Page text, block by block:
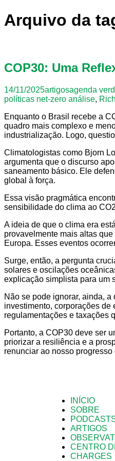
Arquivo da
COP30: Uma
14/11/2025artigosagenda
políticas net-zero análise,
Enquanto o Brasil recebe a
quadro mais complexo e
industrialização. Logo,
Climatologistas como Bjorn
argumenta que o discurso
saneamento básico. Ele
global à força.
Essa visão pragmática
sensibilidade do clima ao
A ideia de que o clima era
provavelmente mais altas
Europa. Esses eventos
Surge, então, a pergunta
solares e oscilações
explicação simplista para um
Não se pode ignorar, ainda,
investimento, corporações de
regulamentações e taxações
Portanto, a COP30 deve ser
priorizar a resiliência e a
renunciar ao nosso
INÍCIO
SOBRE
ARTIGOS
CENTRO
CHARGES